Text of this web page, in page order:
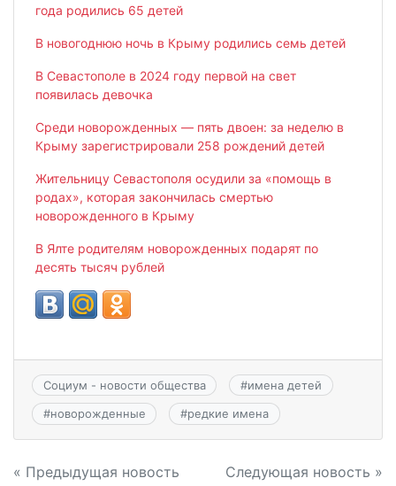
года родились 65 детей
В новогоднюю ночь в Крыму родились семь детей
В Севастополе в 2024 году первой на свет
появилась девочка
Среди новорожденных — пять двоен: за неделю в
Крыму зарегистрировали 258 рождений детей
Жительницу Севастополя осудили за «помощь в
родах», которая закончилась смертью
новорожденного в Крыму
В Ялте родителям новорожденных подарят по
десять тысяч рублей
Социум - новости общества #имена детей
#новорожденные #редкие имена
Навигация
« Предыдущая новость Следующая новость »